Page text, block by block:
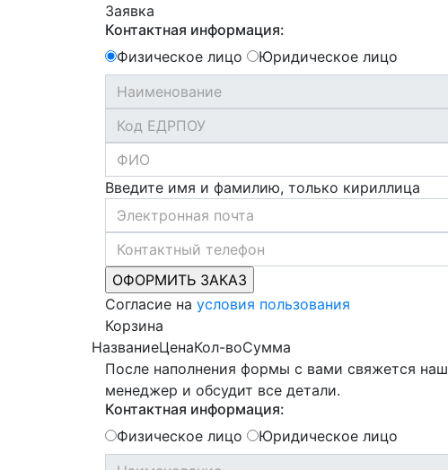
Заявка
Контактная информация:
Физическое лицо
Юридическое лицо
Введите имя и фамилию, только кириллица
Согласие на условия пользования
Корзина
НазваниеЦенаКол-воСумма
После наполнения формы с вами свяжется наш
менеджер и обсудит все детали.
Контактная информация:
Физическое лицо
Юридическое лицо